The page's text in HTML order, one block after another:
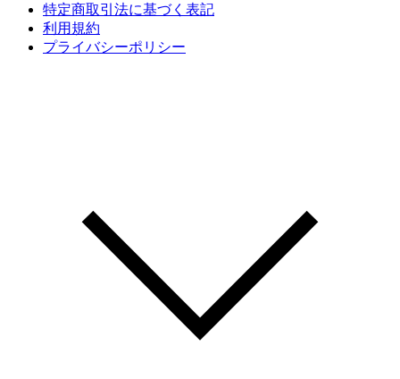
特定商取引法に基づく表記
利用規約
プライバシーポリシー